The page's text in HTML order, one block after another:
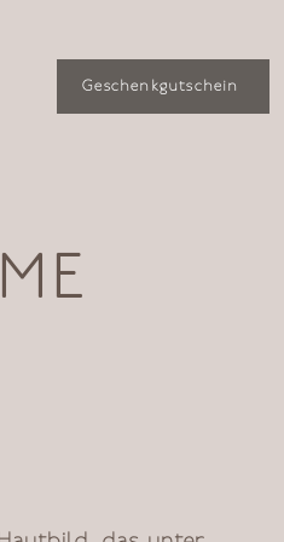
Geschenkgutschein